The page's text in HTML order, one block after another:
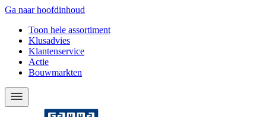
Ga naar hoofdinhoud
Toon hele assortiment
Klusadvies
Klantenservice
Actie
Bouwmarkten